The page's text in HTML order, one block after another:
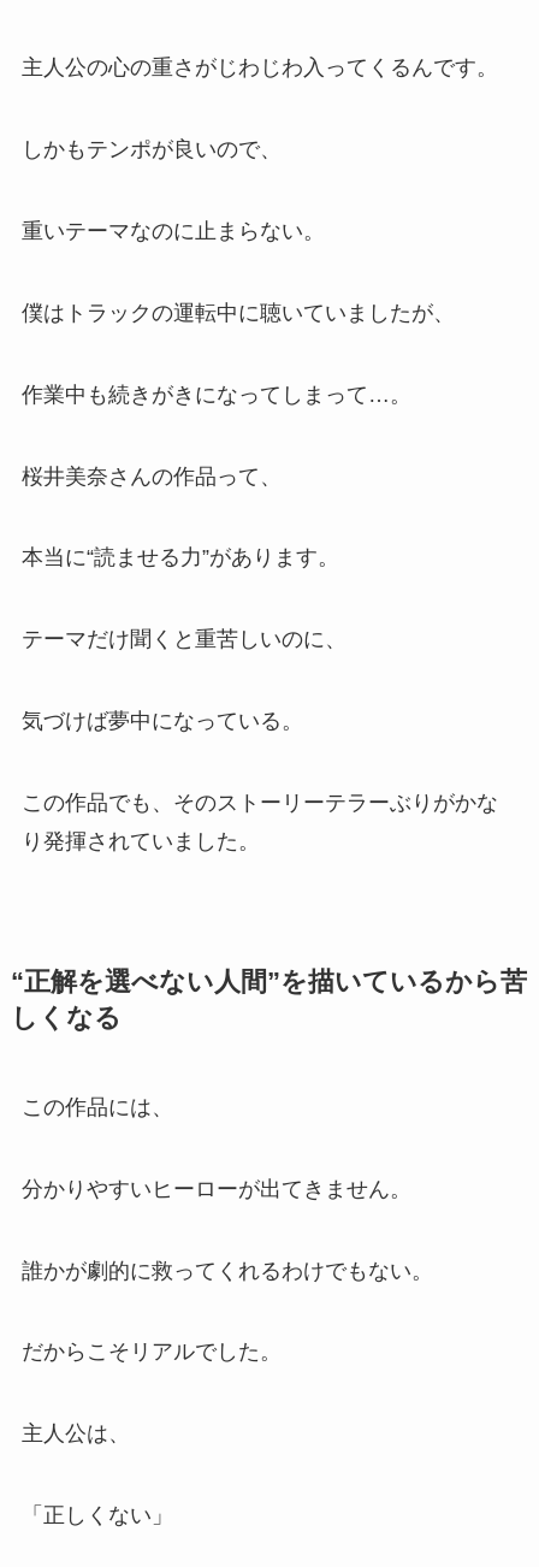
主人公の心の重さがじわじわ入ってくるんです。
しかもテンポが良いので、
重いテーマなのに止まらない。
僕はトラックの運転中に聴いていましたが、
作業中も続きがきになってしまって…。
桜井美奈さんの作品って、
本当に“読ませる力”があります。
テーマだけ聞くと重苦しいのに、
気づけば夢中になっている。
この作品でも、そのストーリーテラーぶりがかな
り発揮されていました。
“正解を選べない人間”を描いているから苦
しくなる
この作品には、
分かりやすいヒーローが出てきません。
誰かが劇的に救ってくれるわけでもない。
だからこそリアルでした。
主人公は、
「正しくない」